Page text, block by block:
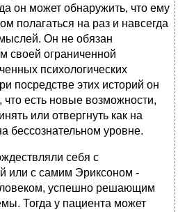
он может обнаружить, что ему
полагаться на раз и навсегда
Он не обязан
своей ограниченной
психологических
посредстве этих историй он
что есть новые возможности,
или отвергнуть как на
бессознательном уровне.
себя с
или с самим Эриксоном -
успешно решающим
Тогда у пациента может